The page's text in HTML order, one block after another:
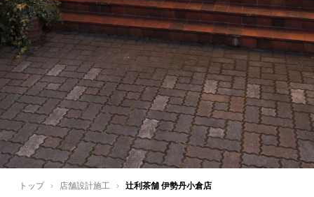
トップ › 店舗設計施工 › 辻利茶舗 伊勢丹小倉店